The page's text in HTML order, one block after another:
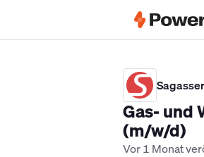
Gas- und
(m/w/d)
Vor 1 Monat